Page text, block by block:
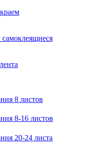
8 листов
8-16 листов
20-24 листа